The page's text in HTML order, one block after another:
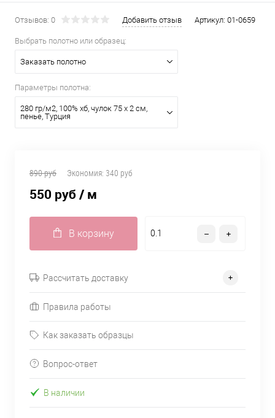
Отзывов: 0 Добавить отзыв Артикул: 01-0659
Выбрать полотно или образец:
Заказать полотно
Параметры полотна:
280 гр/м2, 100% хб, чулок 75 х 2 см,
пенье, Турция
890 руб Экономия: 340 руб
550 руб/ м
В корзину
Рассчитать доставку
Правила работы
Как заказать образцы
Вопрос-ответ
В наличии